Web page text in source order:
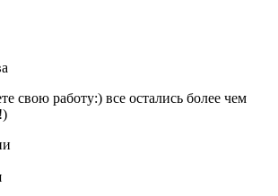
свою работу:) все остались более чем